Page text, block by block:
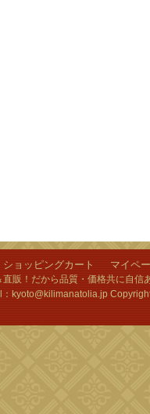
ショッピングカート マイペ
販！だから品質・価格共に自